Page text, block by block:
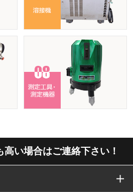
い場合はご連絡下さい！